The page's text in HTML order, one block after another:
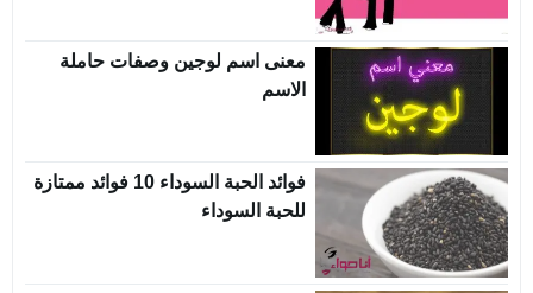
معنى اسم لوجين وصفات حاملة
الاسم
فوائد الحبة السوداء 10 فوائد ممتازة
للحبة السوداء